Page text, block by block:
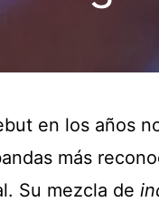
en los años
más
Su mezcla de